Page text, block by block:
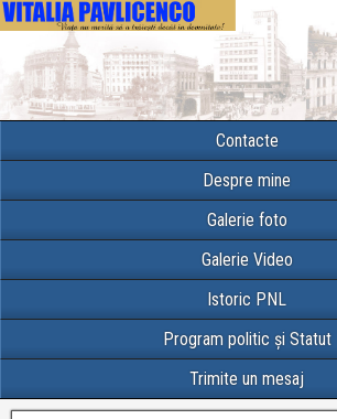
Contacte
Despre mine
Galerie foto
Galerie Video
Istoric PNL
Program politic și Statut
Trimite un mesaj